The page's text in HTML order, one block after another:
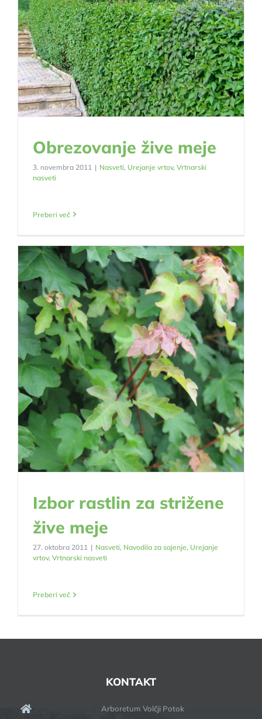
Obrezovanje žive meje
3. novembra 2011 | Nasveti, Urejanje vrtov, Vrtnarski
nasveti
Preberi več
Izbor rastlin za strižene
žive meje
27. oktobra 2011 | Nasveti, Navodila za sajenje, Urejanje
vrtov, Vrtnarski nasveti
Preberi več
KONTAKT
Arboretum Volčji Potok